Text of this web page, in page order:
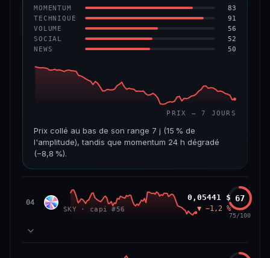
VS ATH
−96,6 %
RANG CAPI.
#143
CONFIANCE 69/100
MOMENTUM 83
TECHNIQUE 91
VOLUME 56
SOCIAL 52
NEWS 50
PRIX — 7 JOURS
Prix collé au bas de son range 7 j (15 % de
l'amplitude), tandis que momentum 24 h dégradé
(−8,8 %).
508 M$ 8,7 M$
VAR. 7 J VAR. 30 J
04 SKY Sky
SKY · capi #56
0,05441 $
▼ −1,2 %
67
75/100
78